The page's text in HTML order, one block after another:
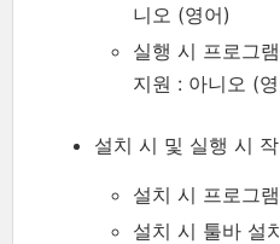
니오 (영어)
실행 시 프로그
지원 : 아니오 (
설치 시 및 실행 시
설치 시 프로그
설치 시 툴바 설